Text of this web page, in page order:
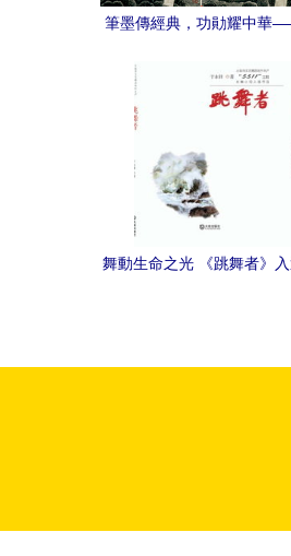
筆墨傳經典，功勛耀中華
舞動生命之光 《跳舞者》